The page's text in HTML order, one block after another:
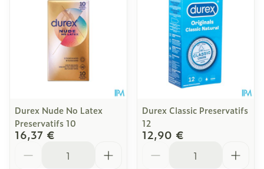
Durex Nude No Latex
Preservatifs 10
16,37 €
Durex Classic Preservatifs
12
12,90 €